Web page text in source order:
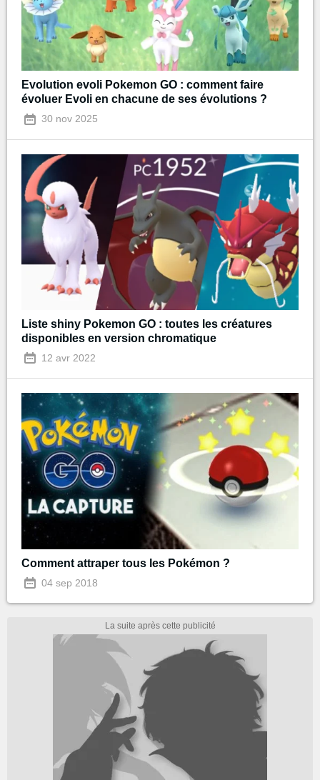
Evolution evoli Pokemon GO : comment faire
évoluer Evoli en chacune de ses évolutions ?
30 nov 2025
Liste shiny Pokemon GO : toutes les créatures
disponibles en version chromatique
12 avr 2022
Comment attraper tous les Pokémon ?
04 sep 2018